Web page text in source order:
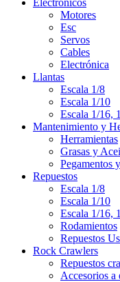
Electrónicos
Motores
Esc
Servos
Cables
Electrónica
Llantas
Escala 1/8
Escala 1/10
Escala 1/16,
Mantenimiento y
Herramientas
Grasas y
Pegamentos
Repuestos
Escala 1/8
Escala 1/10
Escala 1/16,
Rodamientos
Repuestos
Rock Crawlers
Repuestos
Accesorios a